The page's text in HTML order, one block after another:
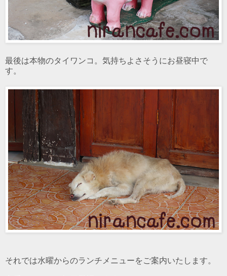
最後は本物のタイワンコ。気持ちよさそうにお昼寝中で
す。
それでは水曜からのランチメニューをご案内いたします。